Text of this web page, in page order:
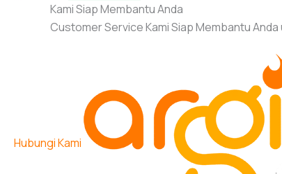
Kami Siap Membantu Anda
Customer Service Kami Siap Membantu
Hubungi Kami